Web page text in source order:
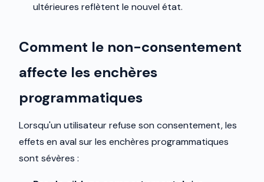
ultérieures reflètent le nouvel état.
Comment le non-consentement
affecte les enchères
programmatiques
Lorsqu'un utilisateur refuse son consentement, les
effets en aval sur les enchères programmatiques
sont sévères :